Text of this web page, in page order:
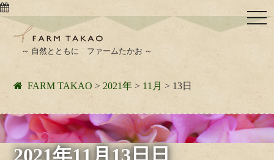
～ 自然とともに ファームたかお ～
FARM TAKAO >2021年 > 11月 > 13日
2021年11月13日日